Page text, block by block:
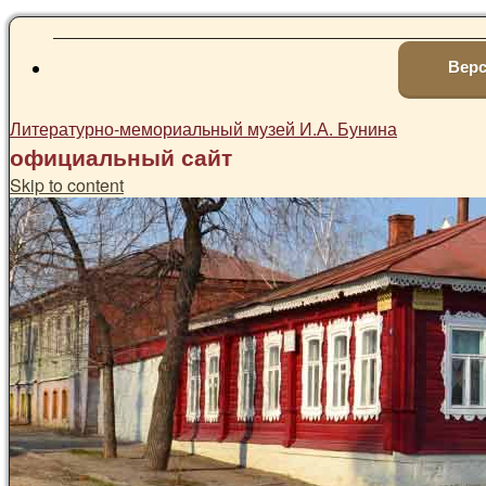
Литературно-мемориальный музей И.А. Бунина
официальный сайт
Skip to content